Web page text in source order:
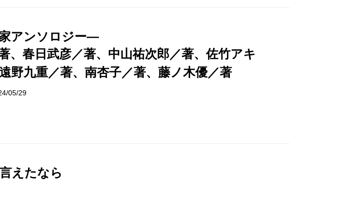
アンソロジー―
、春日武彦／著、中山祐次郎／著、佐竹アキ
野九重／著、南杏子／著、藤ノ木優／著
05/29
えたなら